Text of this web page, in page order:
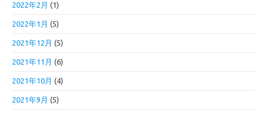
2022年2月 (1)
2022年1月 (5)
2021年12月 (5)
2021年11月 (6)
2021年10月 (4)
2021年9月 (5)